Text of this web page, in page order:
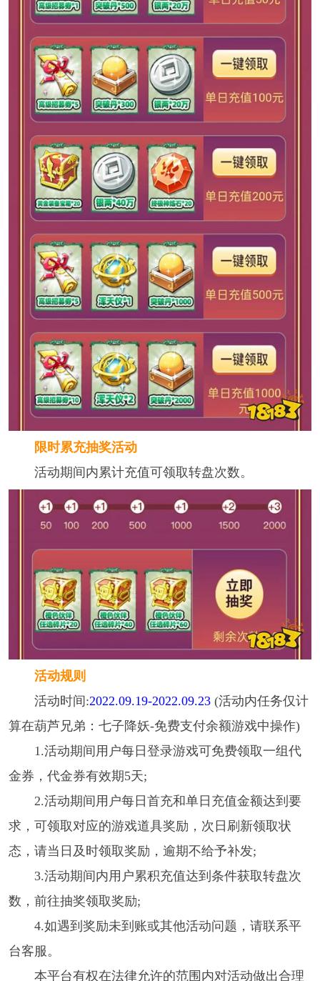
限时累充抽奖活动
活动期间内累计充值可领取转盘次数。
活动规则
活动时间:2022.09.19-2022.09.23(活动内任务仅计
算在葫芦兄弟：七子降妖-免费支付余额游戏中操作)
1.活动期间用户每日登录游戏可免费领取一组代
金券，代金券有效期5天;
2.活动期间用户每日首充和单日充值金额达到要
求，可领取对应的游戏道具奖励，次日刷新领取状
态，请当日及时领取奖励，逾期不给予补发;
3.活动期间内用户累积充值达到条件获取转盘次
数，前往抽奖领取奖励;
4.如遇到奖励未到账或其他活动问题，请联系平
台客服。
本平台有权在法律允许的范围内对活动做出合理